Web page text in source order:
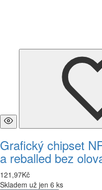
Grafický chipset
a reballed bez
121 ,97Kč
Skladem už jen 6 ks